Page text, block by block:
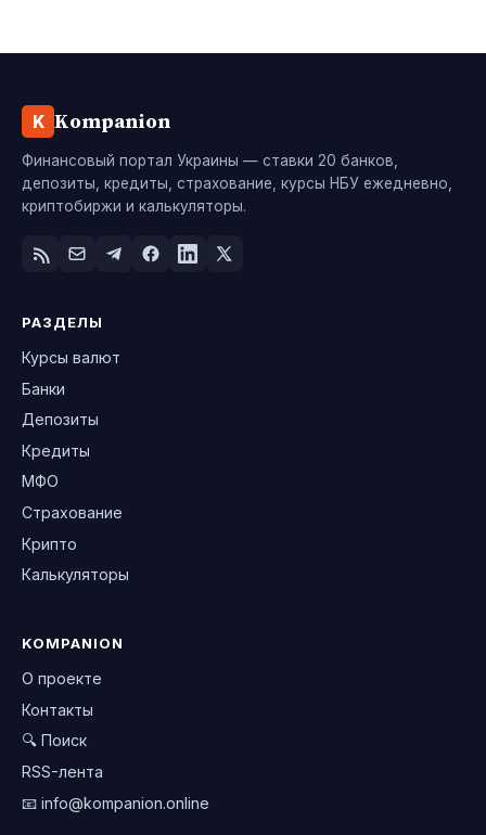
K Kompanion
Финансовый портал Украины — ставки 20 банков,
депозиты, кредиты, страхование, курсы НБУ ежедневно,
криптобиржи и калькуляторы.
РАЗДЕЛЫ
Курсы валют
Банки
Депозиты
Кредиты
МФО
Страхование
Крипто
Калькуляторы
KOMPANION
О проекте
Контакты
🔍 Поиск
RSS-лента
📧 info@kompanion.online